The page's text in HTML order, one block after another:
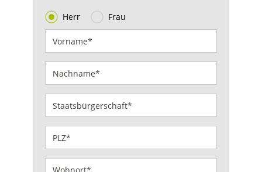
Herr Frau